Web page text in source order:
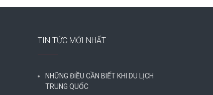
TIN TỨC MỚI NHẤT
NHỮNG ĐIỀU CẦN BIẾT KHI DU LỊCH
TRUNG QUỐC